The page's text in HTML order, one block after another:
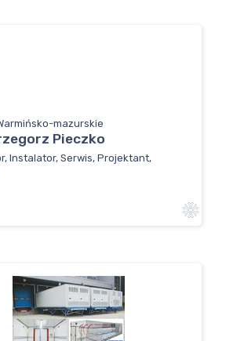
mazurskie
Pieczko
Instalator, Serwis, Projektant,